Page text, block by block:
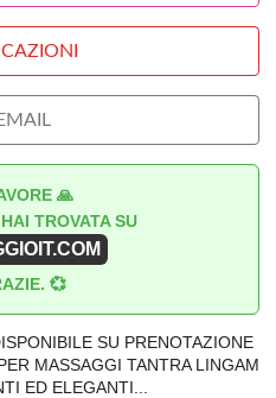
🙏
TROVATA SU
💞
SU PRENOTAZIONE
MASSAGGI TANTRA LINGAM
ED ELEGANTI...